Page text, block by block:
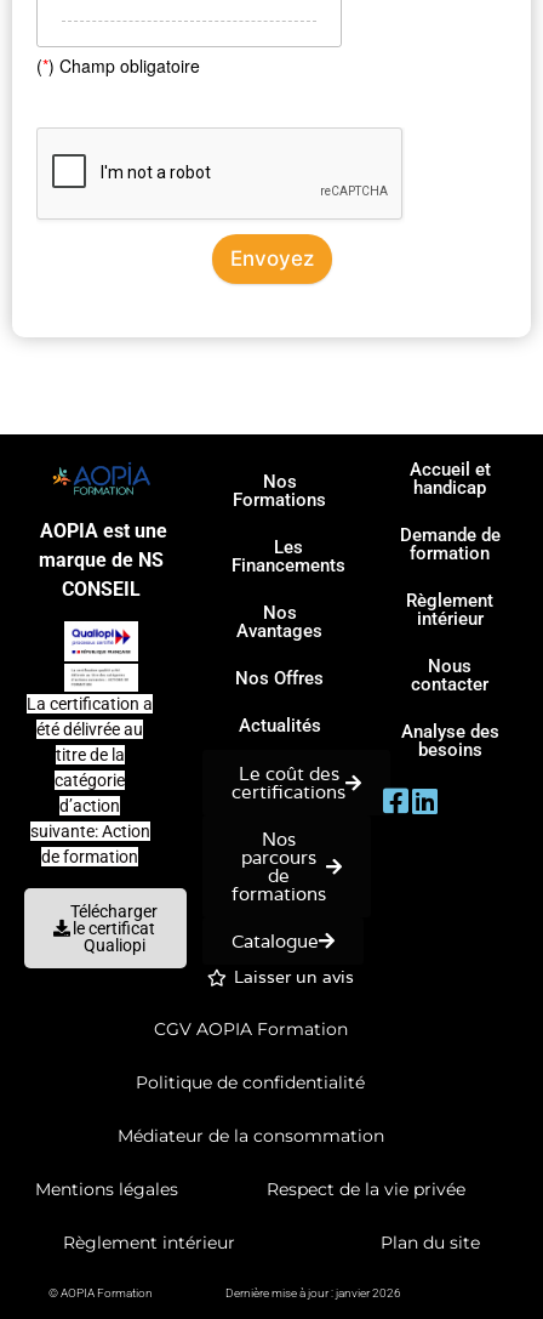
(*) Champ obligatoire
Envoyez
AOPIA est une
marque de NS
CONSEIL
La certification a
été délivrée au
titre de la
catégorie
d’action
suivante: Action
de formation
Télécharger
le certificat
Qualiopi
Nos
Formations
Les
Financements
Nos
Avantages
Nos Offres
Actualités
Le coût des
certifications
Nos
parcours
de
formations
Catalogue
Laisser un avis
Accueil et
handicap
Demande de
formation
Règlement
intérieur
Nous
contacter
Analyse des
besoins
CGV AOPIA Formation
Politique de confidentialité
Médiateur de la consommation
Mentions légales Respect de la vie privée
Règlement intérieur Plan du site
© AOPIA Formation Dernière mise à jour : janvier 2026